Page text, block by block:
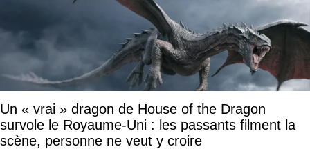
Un « vrai » dragon de House of the Dragon
survole le Royaume-Uni : les passants filment la
scène, personne ne veut y croire